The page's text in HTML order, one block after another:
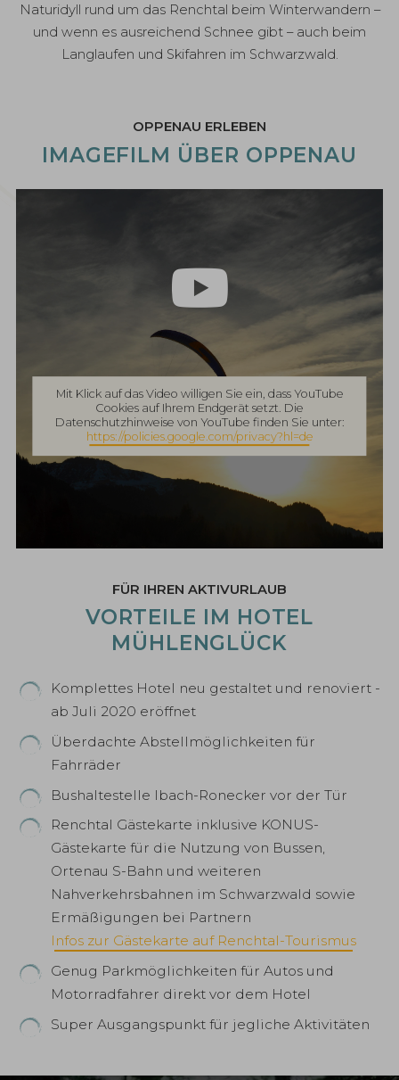
Naturidyll rund um das Renchtal beim Winterwandern –
und wenn es ausreichend Schnee gibt – auch beim
Langlaufen und Skifahren im Schwarzwald.
OPPENAU ERLEBEN
IMAGEFILM ÜBER OPPENAU
Mit Klick auf das Video willigen Sie ein, dass YouTube
Cookies auf Ihrem Endgerät setzt. Die
Datenschutzhinweise von YouTube finden Sie unter:
https://policies.google.com/privacy?hl=de
FÜR IHREN AKTIVURLAUB
VORTEILE IM HOTEL
MÜHLENGLÜCK
Komplettes Hotel neu gestaltet und renoviert -
ab Juli 2020 eröffnet
Überdachte Abstellmöglichkeiten für
Fahrräder
Bushaltestelle Ibach-Ronecker vor der Tür
Renchtal Gästekarte inklusive KONUS-
Gästekarte für die Nutzung von Bussen,
Ortenau S-Bahn und weiteren
Nahverkehrsbahnen im Schwarzwald sowie
Ermäßigungen bei Partnern
Infos zur Gästekarte auf Renchtal-Tourismus
Genug Parkmöglichkeiten für Autos und
Motorradfahrer direkt vor dem Hotel
Super Ausgangspunkt für jegliche Aktivitäten